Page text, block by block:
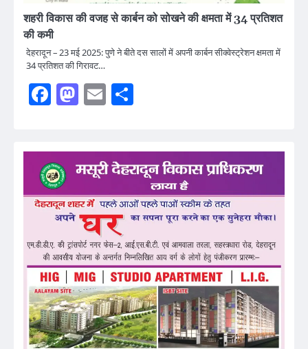
शहरी विकास की वजह से कार्बन को सोखने की क्षमता में 34 प्रतिशत
की कमी
देहरादून – 23 मई 2025: पुणे ने बीते दस सालों में अपनी कार्बन सीक्वेस्ट्रेशन क्षमता में
34 प्रतिशत की गिरावट…
Facebook
Mastodon
Email